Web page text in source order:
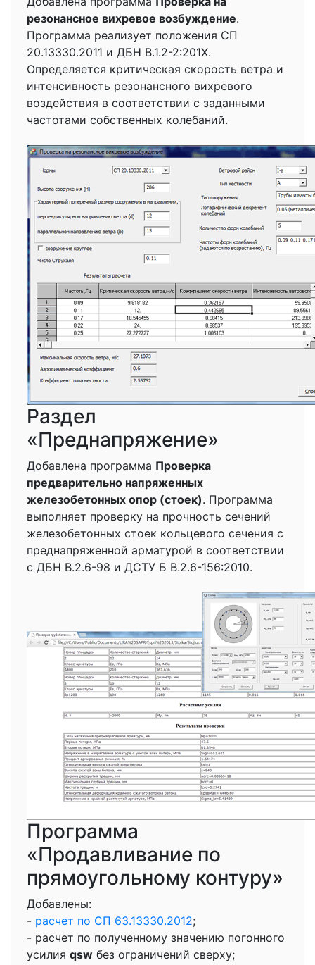
резонансное вихревое возбуждение.
Программа реализует положения СП
20.13330.2011 и ДБН В.1.2-2:201Х.
Определяется критическая скорость ветра и
интенсивность резонансного вихревого
воздействия в соответствии с заданными
частотами собственных колебаний.
Раздел
«Преднапряжение»
Добавлена программа Проверка
предварительно напряженных
железобетонных опор (стоек). Программа
выполняет проверку на прочность сечений
железобетонных стоек кольцевого сечения с
преднапряженной арматурой в соответствии
с ДБН В.2.6-98 и ДСТУ Б В.2.6-156:2010.
Программа
«Продавливание по
прямоугольному контуру»
Добавлены:
- расчет по СП 63.13330.2012;
- расчет по полученному значению погонного
усилия qswбез ограничений сверху;